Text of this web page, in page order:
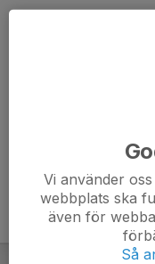
Vi använder
webbplats ska
även för
Så